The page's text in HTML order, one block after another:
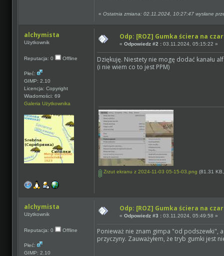
«Ostatnia zmiana: 02.11.2024, 10:27:47 wysłane
alchymista
Użytkownik
Reputacja: 0 Offline
Płeć:
GIMP: 2.10
Licencja: Copyright
Wiadomości: 69
Galeria Użytkownika
Odp: [ROZ] Gumka ściera na
«Odpowiedz #2 : 03.11.2024, 05:15:22 »
Dziękuję. Niestety nie mogę dodać kanału
(i nie wiem co to jest PPM)
Zrzut ekranu z 2024-11-03 05-15-03.png (81.31
alchymista
Użytkownik
Reputacja: 0 Offline
Płeć:
GIMP: 2.10
Odp: [ROZ] Gumka ściera na
«Odpowiedz #3 : 03.11.2024, 05:49:58 »
Ponieważ nie znam gimpa "od podszewki",
przyczyny. Zauważyłem, że tryb gumki jest